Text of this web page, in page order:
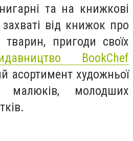
та на книжкові
від книжок про
пригоди своїх
BookChef
асортимент художньої
малюків, молодших